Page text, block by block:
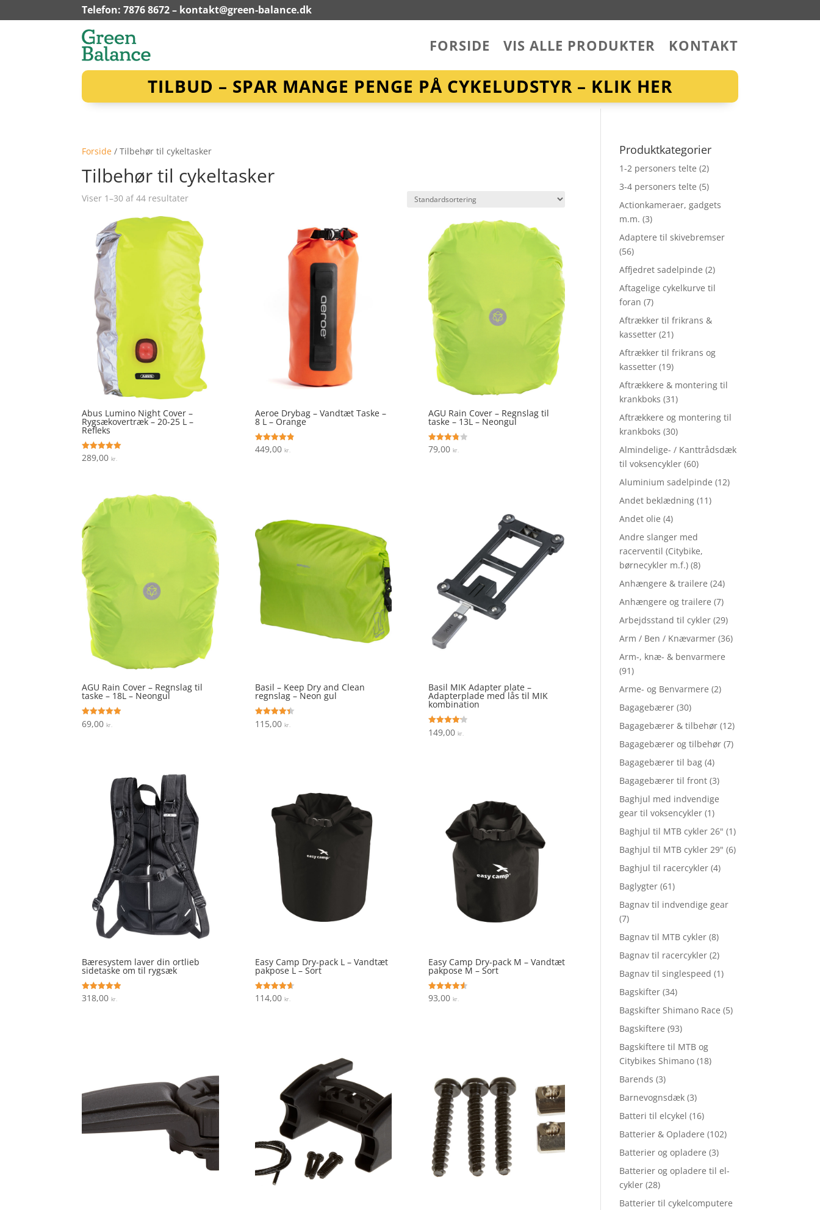
Telefon: 7876 8672 – kontakt@green-balance.dk
FORSIDE VIS ALLE PRODUKTER KONTAKT
TILBUD – SPAR MANGE PENGE PÅ CYKELUDSTYR – KLIK HER
Forside / Tilbehør til cykeltasker
Tilbehør til cykeltasker
Viser 1–30 af 44 resultater
Abus Lumino Night Cover –
Rygsækovertræk – 20-25 L –
Refleks
Vurderet
5
289,00kr.
Aeroe Drybag – Vandtæt Taske –
8 L – Orange
Vurderet
4.9
449,00 kr.
AGU Rain Cover – Regnslag til
taske – 13L – Neongul
Vurderet
3.8
79,00 kr.
AGU Rain Cover – Regnslag til
taske – 18L – Neongul
Vurderet
4.9
69,00kr.
Basil – Keep Dry and Clean
regnslag – Neon gul
Vurderet
4.4
115,00 kr.
Basil MIK Adapter plate –
Adapterplade med lås til MIK
kombination
Vurderet
4.2
149,00 kr.
Bæresystem laver din ortlieb
sidetaske om til rygsæk
Vurderet
4.9
318,00kr.
Easy Camp Dry-pack L – Vandtæt
pakpose L – Sort
Vurderet
4.6
114,00 kr.
Easy Camp Dry-pack M – Vandtæt
pakpose M – Sort
Vurderet
4.6
93,00 kr.
Produktkategorier
1-2 personers telte (2)
3-4 personers telte (5)
Actionkameraer, gadgets
m.m. (3)
Adaptere til skivebremser
(56)
Affjedret sadelpinde (2)
Aftagelige cykelkurve til
foran (7)
Aftrækker til frikrans &
kassetter (21)
Aftrækker til frikrans og
kassetter (19)
Aftrækkere & montering til
krankboks (31)
Aftrækkere og montering til
krankboks (30)
Almindelige- / Kanttrådsdæk
til voksencykler (60)
Aluminium sadelpinde (12)
Andet beklædning (11)
Andet olie (4)
Andre slanger med
racerventil (Citybike,
børnecykler m.f.) (8)
Anhængere & trailere (24)
Anhængere og trailere (7)
Arbejdsstand til cykler (29)
Arm / Ben / Knævarmer (36)
Arm-, knæ- & benvarmere
(91)
Arme- og Benvarmere (2)
Bagagebærer (30)
Bagagebærer & tilbehør (12)
Bagagebærer og tilbehør (7)
Bagagebærer til bag (4)
Bagagebærer til front (3)
Baghjul med indvendige
gear til voksencykler (1)
Baghjul til MTB cykler 26" (1)
Baghjul til MTB cykler 29" (6)
Baghjul til racercykler (4)
Baglygter (61)
Bagnav til indvendige gear
(7)
Bagnav til MTB cykler (8)
Bagnav til racercykler (2)
Bagnav til singlespeed (1)
Bagskifter (34)
Bagskifter Shimano Race (5)
Bagskiftere (93)
Bagskiftere til MTB og
Citybikes Shimano (18)
Barends (3)
Barnevognsdæk (3)
Batteri til elcykel (16)
Batterier & Opladere (102)
Batterier og opladere (3)
Batterier og opladere til el-
cykler (28)
Batterier til cykelcomputere